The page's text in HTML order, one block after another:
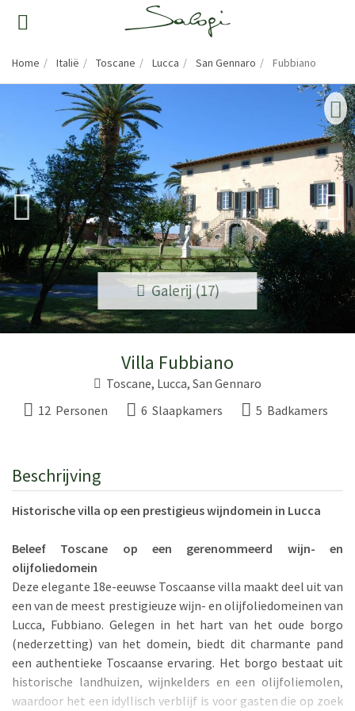
Home Italië Toscane Lucca San Gennaro Fubbiano
Galerij (17)
Villa Fubbiano
Toscane, Lucca, San Gennaro
12 Personen
6 Slaapkamers 5 Badkamers
Beschrijving
Historische villa op een prestigieus wijndomein in Lucca
Beleef Toscane op een gerenommeerd wijn- en
olijfoliedomein
Deze elegante 18e-eeuwse Toscaanse villa maakt deel uit van
een van de meest prestigieuze wijn- en olijfoliedomeinen van
Lucca, Fubbiano. Gelegen in het hart van het oude borgo
(nederzetting) van het domein, biedt dit charmante pand
een authentieke Toscaanse ervaring. Het borgo bestaat uit
historische landhuizen, wijnkelders en een olijfoliemolen,
waardoor het een idyllisch verblijf is voor gasten die op zoek